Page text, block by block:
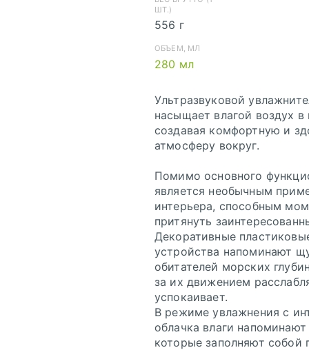
ШТ.)
556 г
ОБЪЕМ, МЛ
280 мл
Ультразвуковой
насыщает влагой воздух
создавая комфортную и
атмосферу вокруг.
Помимо основного
является необычным
интерьера, способным
притянуть
Декоративные
устройства напоминают
обитателей морских
за их движением
успокаивает.
В режиме увлажнения с
облачка влаги
которые заполняют собой
Инструкция по
сохранению pdf
из Corel Draw
Инструкция по
сохранению pdf
из Adobe
Illustrator